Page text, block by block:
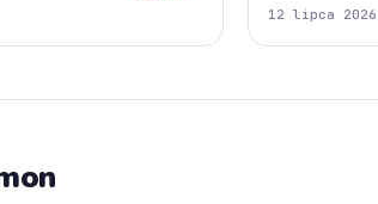
12 lipca 2026